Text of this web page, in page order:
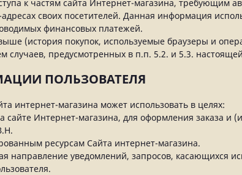
к частям сайта Интернет-магазина, требующим
своих посетителей. Данная информация
финансовых платежей.
(история покупок, используемые браузеры и
предусмотренных в п.п. 5.2. и 5.3.
ПОЛЬЗОВАТЕЛЯ
интернет-магазина может использовать в целях:
Интернет-магазина, для оформления заказа и
ресурсам Сайта интернет-магазина.
направление уведомлений, запросов, касающихся